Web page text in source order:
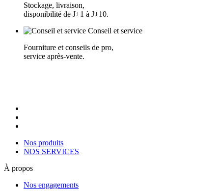
Stockage, livraison,
disponibilité de J+1 à J+10.
Conseil et service
Fourniture et conseils de pro,
service après-vente.
Nos produits
NOS SERVICES
À propos
Nos engagements